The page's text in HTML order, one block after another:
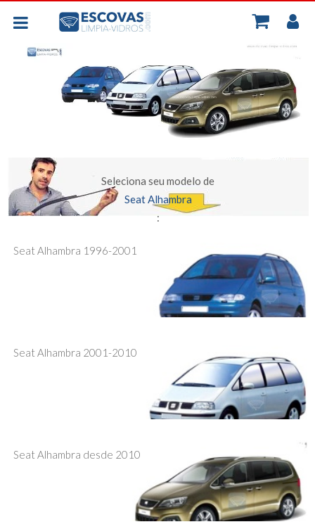
BORRACHAS UNIVERSAIS
PLANAS - FLEXIVEIS
Seleciona seu modelo de
Seat Alhambra
:
Seat Alhambra 1996-2001
Seat Alhambra 2001-2010
Seat Alhambra desde 2010